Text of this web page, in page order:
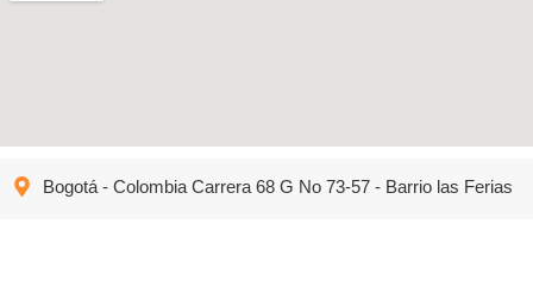
Bogotá - Colombia Carrera 68 G No 73-57 - Barrio las Ferias